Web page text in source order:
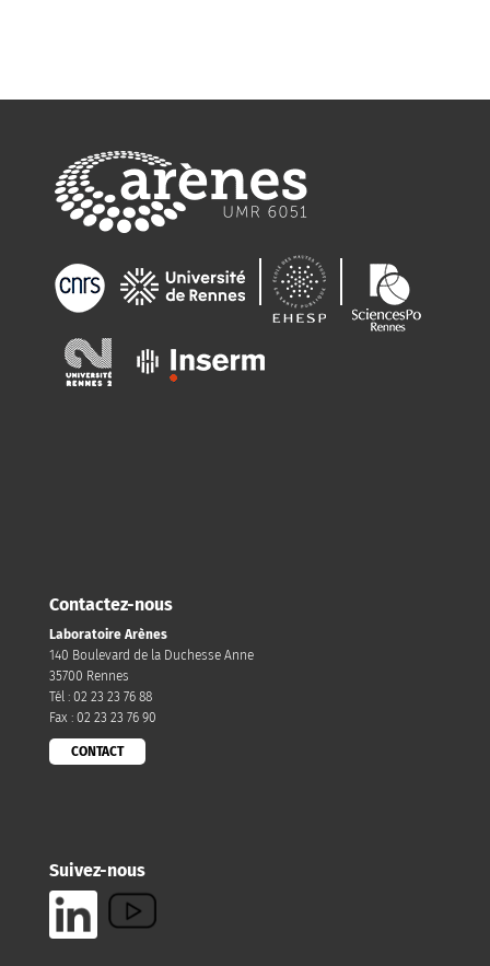
Contactez-nous
Laboratoire Arènes
140 Boulevard de la Duchesse Anne
35700 Rennes
Tél : 02 23 23 76 88
Fax : 02 23 23 76 90
CONTACT
Suivez-nous